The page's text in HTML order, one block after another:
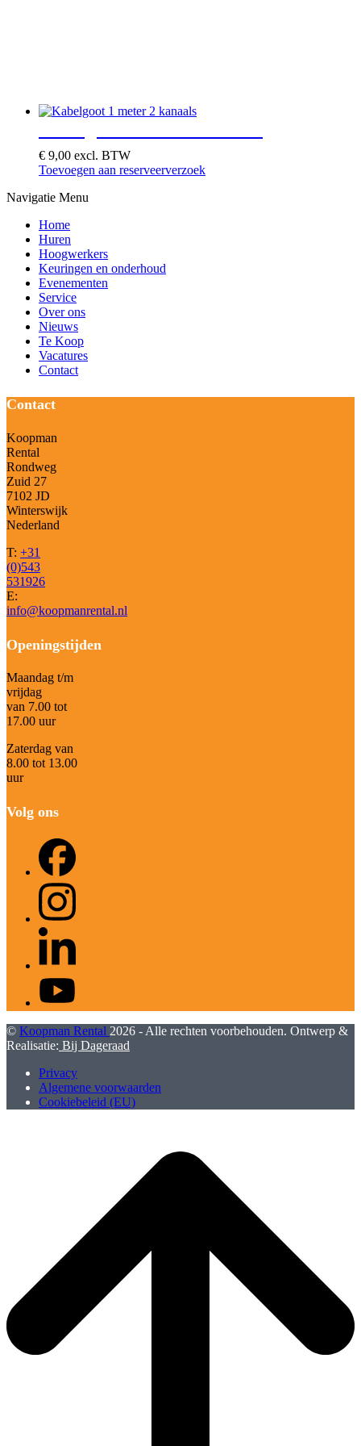
€ 9,00 excl. BTW
Toevoegen aan reserveerverzoek
Navigatie Menu
Home
Huren
Hoogwerkers
Keuringen en onderhoud
Evenementen
Service
Over ons
Nieuws
Te Koop
Vacatures
Contact
Contact
Koopman
Rental
Rondweg
Zuid 27
7102 JD
Winterswijk
Nederland
T: +31
(0)543
531926
E:
info@koopmanrental.nl
Openingstijden
Maandag t/m
vrijdag
van 7.00 tot
17.00 uur
Zaterdag van
8.00 tot 13.00
uur
Volg ons
Instagram
© Koopman Rental 2026 - Alle rechten voorbehouden. Ontwerp &
Realisatie: Bij Dageraad
Privacy
Algemene voorwaarden
Cookiebeleid (EU)